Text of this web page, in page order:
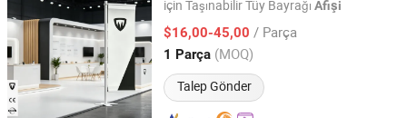
için Taşınabilir Tüy Bayrağı Afişi
$16,00-45,00 / Parça
1 Parça (MOQ)
Talep Gönder
Eurasia Global International Trade (Shenzhen) Co., Ltd.
Guangdong, China Fiyat 2025